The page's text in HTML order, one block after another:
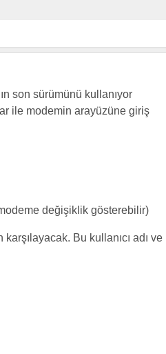
son sürümünü kullanıyor
ile modemin arayüzüne giriş
değişiklik gösterebilir)
Bu kullanıcı adı ve